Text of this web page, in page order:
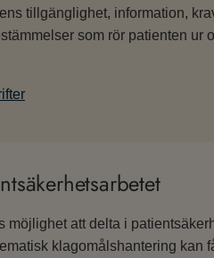
tillgänglighet, information,
som rör patienten ur
möjlighet att delta i
klagomålshantering kan